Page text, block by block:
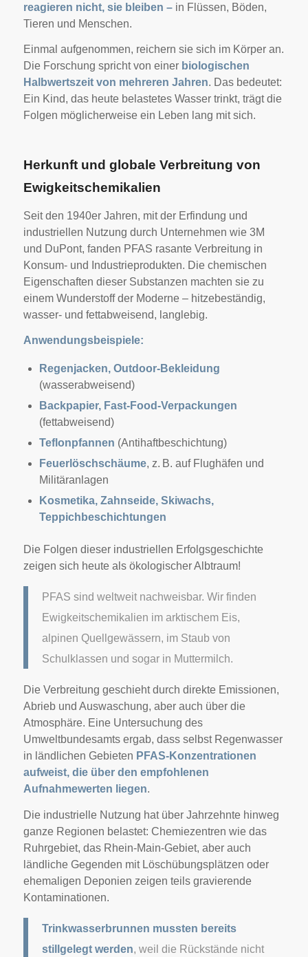
reagieren nicht, sie bleiben – in Flüssen, Böden,
Tieren und Menschen.
Einmal aufgenommen, reichern sie sich im Körper an.
Die Forschung spricht von einer biologischen
Halbwertszeit von mehreren Jahren. Das bedeutet:
Ein Kind, das heute belastetes Wasser trinkt, trägt die
Folgen möglicherweise ein Leben lang mit sich.
Herkunft und globale Verbreitung von
Ewigkeitschemikalien
Seit den 1940er Jahren, mit der Erfindung und
industriellen Nutzung durch Unternehmen wie 3M
und DuPont, fanden PFAS rasante Verbreitung in
Konsum- und Industrieprodukten. Die chemischen
Eigenschaften dieser Substanzen machten sie zu
einem Wunderstoff der Moderne – hitzebeständig,
wasser- und fettabweisend, langlebig.
Anwendungsbeispiele:
Regenjacken, Outdoor-Bekleidung
(wasserabweisend)
Backpapier, Fast-Food-Verpackungen
(fettabweisend)
Teflonpfannen (Antihaftbeschichtung)
Feuerlöschschäume, z. B. auf Flughäfen und
Militäranlagen
Kosmetika, Zahnseide, Skiwachs,
Teppichbeschichtungen
Die Folgen dieser industriellen Erfolgsgeschichte
zeigen sich heute als ökologischer Albtraum!
PFAS sind weltweit nachweisbar. Wir finden
Ewigkeitschemikalien im arktischem Eis,
alpinen Quellgewässern, im Staub von
Schulklassen und sogar in Muttermilch.
Die Verbreitung geschieht durch direkte Emissionen,
Abrieb und Auswaschung, aber auch über die
Atmosphäre. Eine Untersuchung des
Umweltbundesamts ergab, dass selbst Regenwasser
in ländlichen Gebieten PFAS-Konzentrationen
aufweist, die über den empfohlenen
Aufnahmewerten liegen.
Die industrielle Nutzung hat über Jahrzehnte hinweg
ganze Regionen belastet: Chemiezentren wie das
Ruhrgebiet, das Rhein-Main-Gebiet, aber auch
ländliche Gegenden mit Löschübungsplätzen oder
ehemaligen Deponien zeigen teils gravierende
Kontaminationen.
Trinkwasserbrunnen mussten bereits
stillgelegt werden, weil die Rückstände nicht